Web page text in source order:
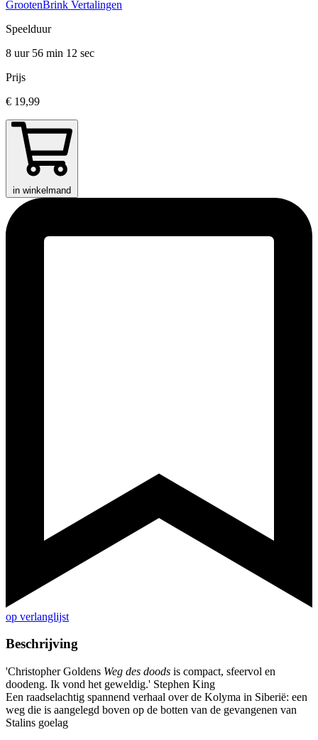
GrootenBrink Vertalingen
Speelduur
8 uur 56 min 12 sec
Prijs
€ 19,99
in winkelmand
op verlanglijst
Beschrijving
'Christopher Goldens Weg des doods is compact, sfeervol en
doodeng. Ik vond het geweldig.' Stephen King
Een raadselachtig spannend verhaal over de Kolyma in Siberië: een
weg die is aangelegd boven op de botten van de gevangenen van
Stalins goelag